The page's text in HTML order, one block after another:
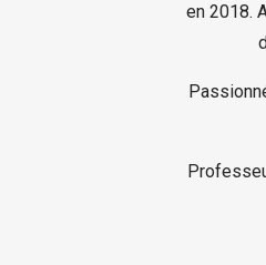
en 2018.